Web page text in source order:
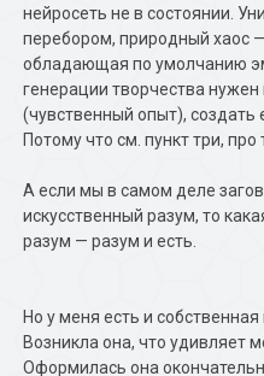
нейросеть не в состоянии.
перебором, природный хаос
обладающая по умолчанию
генерации творчества
(чувственный опыт), создать
Потому что см. пункт три, про
А если мы в самом деле
искусственный разум, то
разум — разум и есть.
Но у меня есть и
Возникла она, что удивляет
Оформилась она